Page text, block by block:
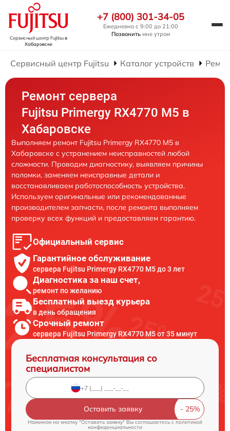
Сервисный центр Fujitsuв
Хабаровске
+7 (800) 301-34-05
Ежедневно с 9:00 до 21:00
Позвонить мне утром
Сервисный центр Fujitsu Каталог устройств
Ремонт сервера
Fujitsu Primergy RX4770 M5 в
Хабаровске
Выполняем ремонт Fujitsu Primergy RX4770 M5 в
Хабаровске с устранением неисправностей любой
сложности. Проводим диагностику, выявляем причины
поломки, заменяем неисправные детали и
восстанавливаем работоспособность устройства.
Используем оригинальные или рекомендованные
производителем запчасти, после ремонта выполняем
проверку всех функций и предоставляем гарантию.
Официальный сервис
Гарантийное обслуживание
сервера Fujitsu Primergy RX4770 M5 до 3 лет
Диагностика за наш счет,
ремонт по желанию
Бесплатный выезд курьера
в день обращения
Срочный ремонт
сервера Fujitsu Primergy RX4770 M5 от 35 минут
Бесплатная консультация со
специалистом
Оставить заявку
Нажимая на кнопку "Оставить заявку" Вы соглашаетесь cполитикой
конфиденциальности